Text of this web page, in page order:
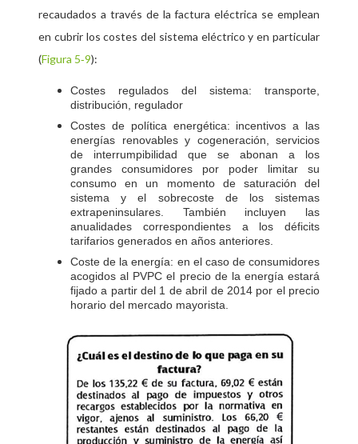
recaudados a través de la factura eléctrica se emplean
en cubrir los costes del sistema eléctrico y en particular
(Figura 5‑9):
Costes regulados del sistema: transporte,
distribución, regulador
Costes de política energética: incentivos a las
energías renovables y cogeneración, servicios
de interrumpibilidad que se abonan a los
grandes consumidores por poder limitar su
consumo en un momento de saturación del
sistema y el sobrecoste de los sistemas
extrapeninsulares. También incluyen las
anualidades correspondientes a los déficits
tarifarios generados en años anteriores.
Coste de la energía: en el caso de consumidores
acogidos al PVPC el precio de la energía estará
fijado a partir del 1 de abril de 2014 por el precio
horario del mercado mayorista.